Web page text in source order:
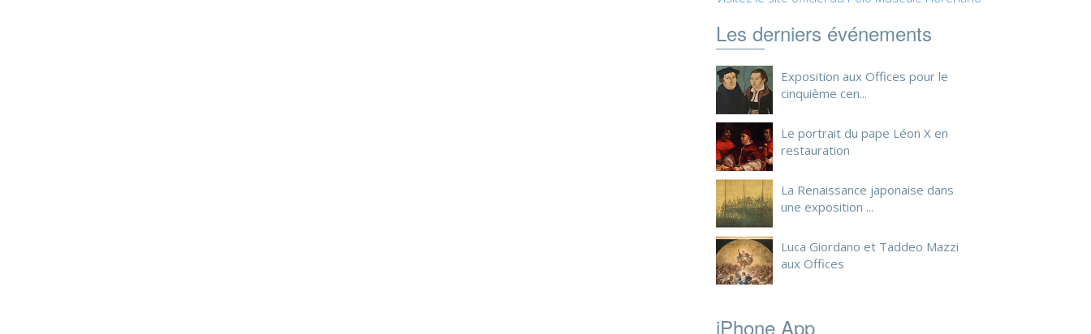
Les derniers événements
Exposition aux Offices pour le
cinquième cen...
Le portrait du pape Léon X en
restauration
La Renaissance japonaise dans
une exposition ...
Luca Giordano et Taddeo Mazzi
aux Offices
iPhone App